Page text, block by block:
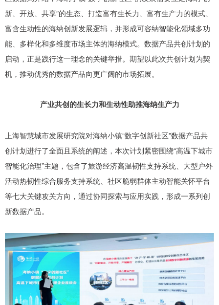
新、开放、共享”的生态、打造富有生长力、富有生产力的模式、
富含生动性的海纳创新发展逻辑，并形成可容纳智能化领域多功
能、多样化和多维度市场主体的海纳模式。数据产品共创计划的
启动，正是践行这一理念的关键举措。期望以此次共创计划为契
机，推动优秀的数据产品向更广阔的市场拓展。
产业共创的生长力和生动性助推海纳生产力
上海智慧城市发展研究院对海纳小镇“数字创新社区”数据产品共
创计划进行了全面且系统的阐述，本次计划紧密围绕“高温下城市
智能化治理”主题，包含了旅游经济高温韧性支持系统、大型户外
活动热韧性综合服务支持系统、社区脆弱群体主动智能关怀平台
等七大关键攻关方向，通过协同探索与应用实践，形成一系列创
新数据产品。